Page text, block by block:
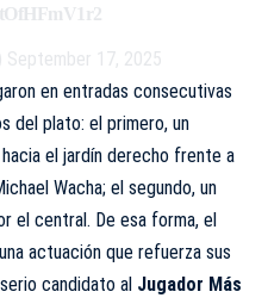
September 17, 2025
en entradas consecutivas
del plato: el primero, un
el jardín derecho frente a
Wacha; el segundo, un
el central. De esa forma, el
actuación que refuerza sus
candidato al Jugador Más